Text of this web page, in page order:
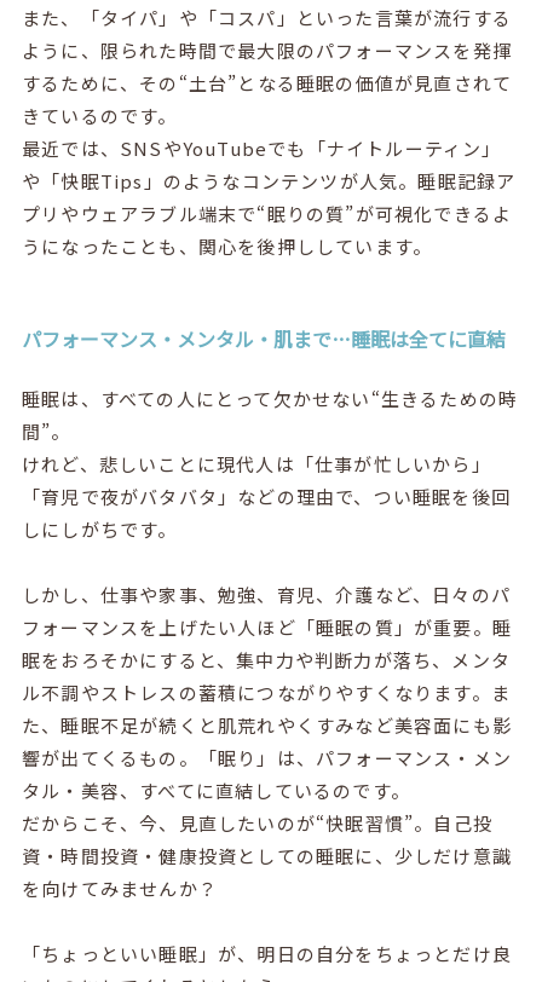
また、「タイパ」や「コスパ」といった言葉が流行する
ように、限られた時間で最大限のパフォーマンスを発揮
するために、その“土台”となる睡眠の価値が見直されて
きているのです。
最近では、SNSやYouTubeでも「ナイトルーティン」
や「快眠Tips」のようなコンテンツが人気。睡眠記録ア
プリやウェアラブル端末で“眠りの質”が可視化できるよ
うになったことも、関心を後押ししています。
パフォーマンス・メンタル・肌まで…睡眠は全てに直結
睡眠は、すべての人にとって欠かせない“生きるための時
間”。
けれど、悲しいことに現代人は「仕事が忙しいから」
「育児で夜がバタバタ」などの理由で、つい睡眠を後回
しにしがちです。
しかし、仕事や家事、勉強、育児、介護など、日々のパ
フォーマンスを上げたい人ほど「睡眠の質」が重要。睡
眠をおろそかにすると、集中力や判断力が落ち、メンタ
ル不調やストレスの蓄積につながりやすくなります。ま
た、睡眠不足が続くと肌荒れやくすみなど美容面にも影
響が出てくるもの。「眠り」は、パフォーマンス・メン
タル・美容、すべてに直結しているのです。
だからこそ、今、見直したいのが“快眠習慣”。自己投
資・時間投資・健康投資としての睡眠に、少しだけ意識
を向けてみませんか？
「ちょっといい睡眠」が、明日の自分をちょっとだけ良